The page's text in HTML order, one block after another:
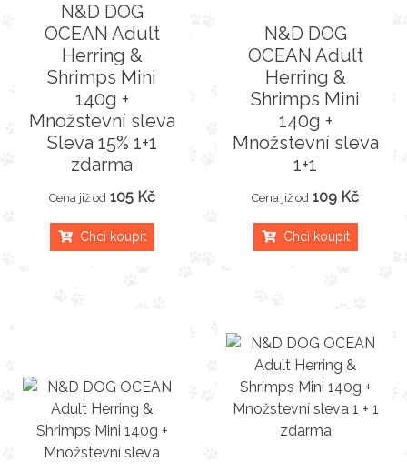
N&D DOG
OCEAN Adult
Herring &
Shrimps Mini
140g +
Množstevní sleva
Sleva 15% 1+1
zdarma
Cena již od 105 Kč
Chci koupit
N&D DOG
OCEAN Adult
Herring &
Shrimps Mini
140g +
Množstevní sleva
1+1
Cena již od 109 Kč
Chci koupit